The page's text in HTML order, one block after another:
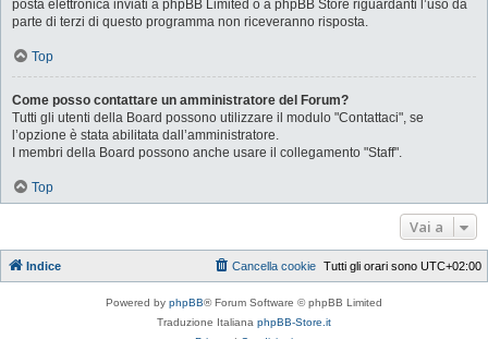
posta elettronica inviati a phpBB Limited o a phpBB Store riguardanti l’uso da
parte di terzi di questo programma non riceveranno risposta.
Top
Come posso contattare un amministratore del Forum?
Tutti gli utenti della Board possono utilizzare il modulo "Contattaci", se
l’opzione è stata abilitata dall’amministratore.
I membri della Board possono anche usare il collegamento "Staff".
Top
Vai a
Indice Tutti gli orari sono UTC+02:00
Cancella cookie
Powered by phpBB® Forum Software © phpBB Limited
Traduzione Italiana phpBB-Store.it